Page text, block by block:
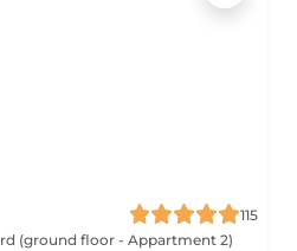
115
(ground floor - Appartment 2)